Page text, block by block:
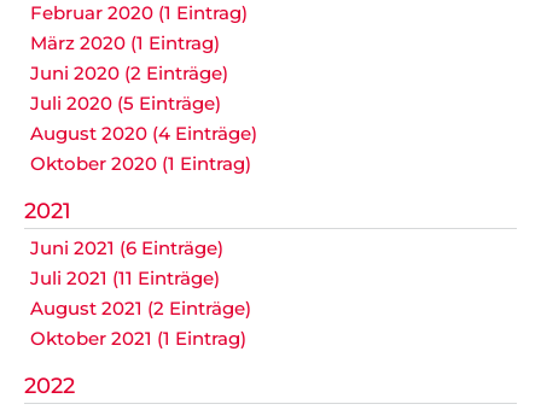
Februar 2020 (1 Eintrag)
März 2020 (1 Eintrag)
Juni 2020 (2 Einträge)
Juli 2020 (5 Einträge)
August 2020 (4 Einträge)
Oktober 2020 (1 Eintrag)
2021
Juni 2021 (6 Einträge)
Juli 2021 (11 Einträge)
August 2021 (2 Einträge)
Oktober 2021 (1 Eintrag)
2022